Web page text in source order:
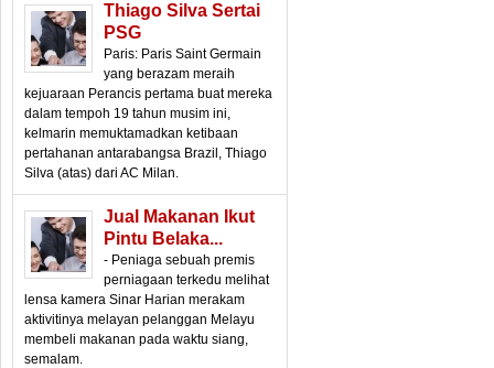
Thiago Silva Sertai
PSG
Paris: Paris Saint Germain
yang berazam meraih
kejuaraan Perancis pertama buat mereka
dalam tempoh 19 tahun musim ini,
kelmarin memuktamadkan ketibaan
pertahanan antarabangsa Brazil, Thiago
Silva (atas) dari AC Milan.
Jual Makanan Ikut
Pintu Belaka...
- Peniaga sebuah premis
perniagaan terkedu melihat
lensa kamera Sinar Harian merakam
aktivitinya melayan pelanggan Melayu
membeli makanan pada waktu siang,
semalam.